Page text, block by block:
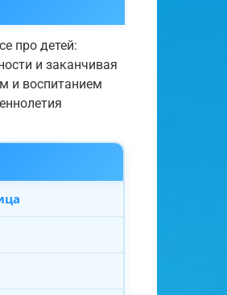
про детей:
и заканчивая
и воспитанием